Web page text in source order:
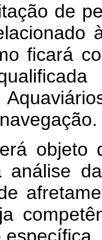
de
ficará
objeto
análise